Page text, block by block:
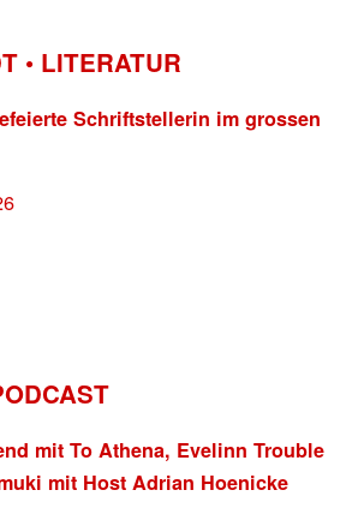
• LITERATUR
Schriftstellerin im grossen
mit To Athena, Evelinn Trouble
mit Host Adrian Hoenicke